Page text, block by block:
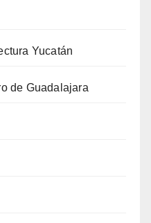
Yucatán
de Guadalajara